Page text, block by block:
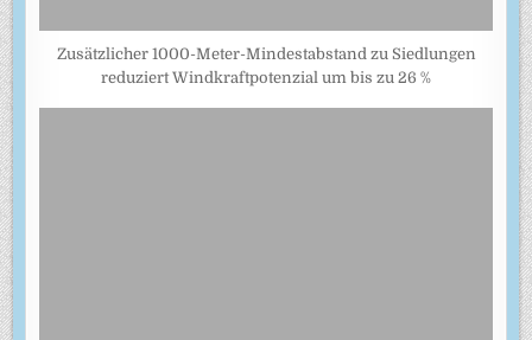
Zusätzlicher 1000-Meter-Mindestabstand zu Siedlungen
reduziert Windkraftpotenzial um bis zu 26 %